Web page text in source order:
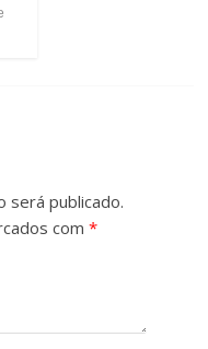
será publicado.
com *